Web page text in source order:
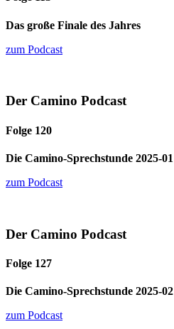
Das große Finale des Jahres
zum Podcast
Der Camino Podcast
Folge 120
Die Camino-Sprechstunde 2025-01
zum Podcast
Der Camino Podcast
Folge 127
Die Camino-Sprechstunde 2025-02
zum Podcast